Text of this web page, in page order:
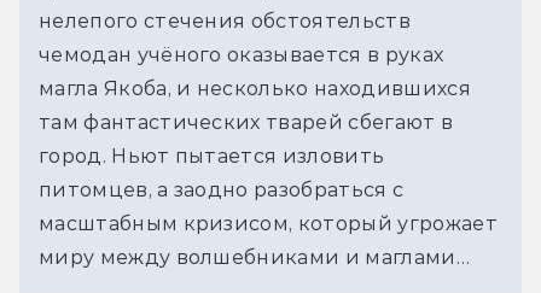
нелепого стечения обстоятельств
чемодан учёного оказывается в руках
магла Якоба, и несколько находившихся
там фантастических тварей сбегают в
город. Ньют пытается изловить
питомцев, а заодно разобраться с
масштабным кризисом, который угрожает
миру между волшебниками и маглами…